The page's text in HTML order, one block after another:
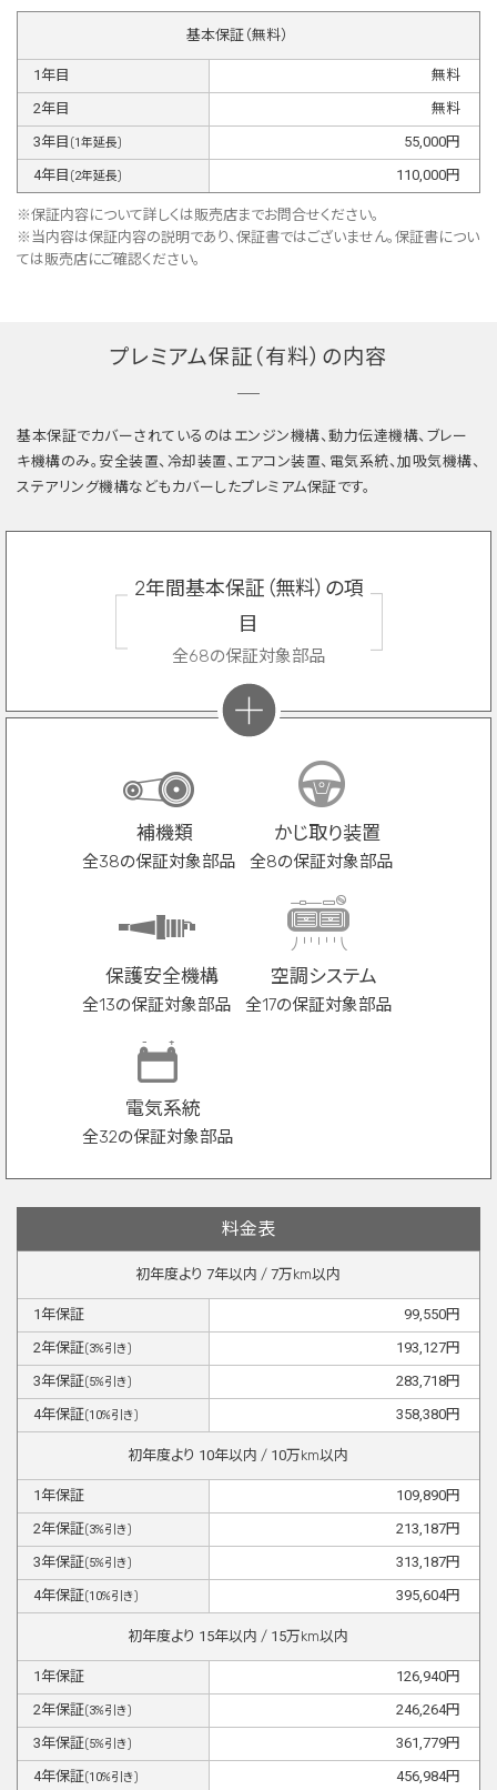
基本保証（無料）
1年目
無料
2年目
無料
3年目 (1年延長) 55,000円
4年目 (2年延長) 110,000円
※保証内容について詳しくは販売店までお問合せください。
※当内容は保証内容の説明であり、保証書ではございません。保証書につい
ては販売店にご確認ください。
プレミアム保証（有料）の内容
基本保証でカバーされているのはエンジン機構、動力伝達機構、ブレー
キ機構のみ。安全装置、冷却装置、エアコン装置、電気系統、加吸気機構、
ステアリング機構などもカバーしたプレミアム保証です。
2年間基本保証（無料）の項
目
全68の保証対象部品
補機類
全38の保証対象部品
かじ取り装置
全8の保証対象部品
保護安全機構
全13の保証対象部品
空調システム
全17の保証対象部品
電気系統
全32の保証対象部品
料金表
初年度より 7年以内 / 7万km以内
1年保証 99,550円
2年保証(3%引き) 193,127円
3年保証(5%引き) 283,718円
4年保証(10%引き) 358,380円
初年度より 10年以内 / 10万km以内
1年保証 109,890円
2年保証(3%引き) 213,187円
3年保証(5%引き) 313,187円
4年保証(10%引き) 395,604円
初年度より 15年以内 / 15万km以内
1年保証 126,940円
2年保証(3%引き) 246,264円
3年保証(5%引き) 361,779円
4年保証(10%引き) 456,984円